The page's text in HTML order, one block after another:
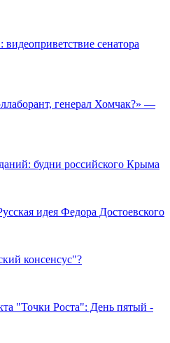
сенатора
генерал Хомчак?» —
будни российского Крыма
идея Федора Достоевского
консенсус"?
"Точки Роста": День пятый -